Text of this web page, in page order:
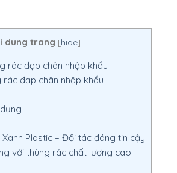
dung trang [hide]
rác đạp chân nhập khẩu
rác đạp chân nhập khẩu
Plastic – Đối tác đáng tin cậy
với thùng rác chất lượng cao